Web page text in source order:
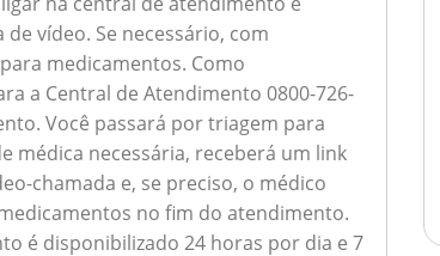
vídeo. Se necessário, com
medicamentos. Como
a Central de Atendimento 0800-726-
Você passará por triagem para
médica necessária, receberá um link
chamada e, se preciso, o médico
no fim do atendimento.
é disponibilizado 24 horas por dia e 7